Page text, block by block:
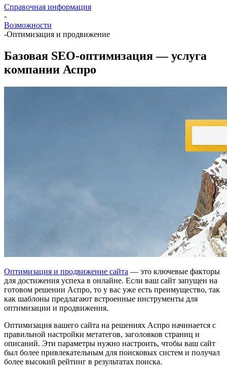
Справочная информация
-
Возможности
-Оптимизация и продвижение
Базовая SEO-оптимизация — услуга
компании Аспро
Оптимизация и продвижение сайта — это ключевые факторы
для достижения успеха в онлайне. Если ваш сайт запущен на
готовом решении Аспро, то у вас уже есть преимущество, так
как шаблоны предлагают встроенные инструменты для
оптимизации и продвижения.
Оптимизация вашего сайта на решениях Аспро начинается с
правильной настройки метатегов, заголовков страниц и
описаний. Эти параметры нужно настроить, чтобы ваш сайт
был более привлекательным для поисковых систем и получал
более высокий рейтинг в результатах поиска.